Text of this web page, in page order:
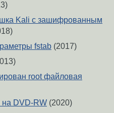
Kali с зашифрованным
fstab (2017)
root файловая
на DVD-RW (2020)